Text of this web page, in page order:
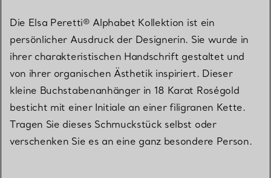
Die Elsa Peretti® Alphabet Kollektion ist ein
persönlicher Ausdruck der Designerin. Sie wurde in
ihrer charakteristischen Handschrift gestaltet und
von ihrer organischen Ästhetik inspiriert. Dieser
kleine Buchstabenanhänger in 18 Karat Roségold
besticht mit einer Initiale an einer filigranen Kette.
Tragen Sie dieses Schmuckstück selbst oder
verschenken Sie es an eine ganz besondere Person.